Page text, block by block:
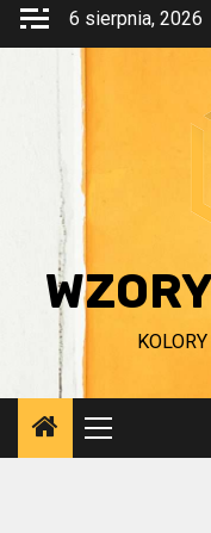
Przejdź
6 sierpnia, 2026
Menu
główne